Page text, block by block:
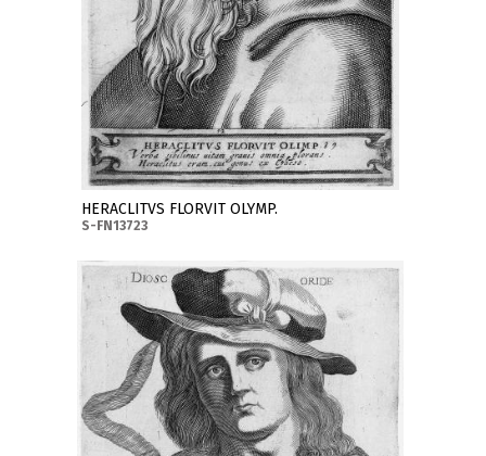
HERACLITVS FLORVIT OLYMP.
S-FN13723